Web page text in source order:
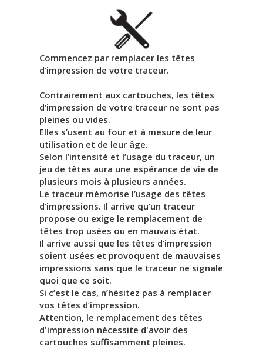
Commencez par remplacer les têtes
d’impression de votre traceur.
Contrairement aux cartouches, les têtes
d’impression de votre traceur ne sont pas
pleines ou vides.
Elles s’usent au four et à mesure de leur
utilisation et de leur âge.
Selon l’intensité et l’usage du traceur, un
jeu de têtes aura une espérance de vie de
plusieurs mois à plusieurs années.
Le traceur mémorise l’usage des têtes
d’impressions. Il arrive qu’un traceur
propose ou exige le remplacement de
têtes trop usées ou en mauvais état.
Il arrive aussi que les têtes d’impression
soient usées et provoquent de mauvaises
impressions sans que le traceur ne signale
quoi que ce soit.
Si c’est le cas, n’hésitez pas à remplacer
vos têtes d’impression.
Attention, le remplacement des têtes
d'impression nécessite d'avoir des
cartouches suffisamment pleines.